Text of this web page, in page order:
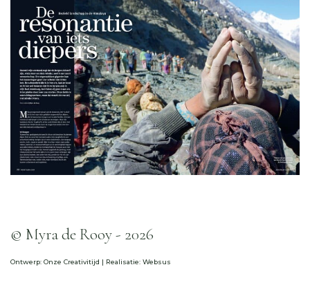
© Myra de Rooy - 2026
Ontwerp: Onze Creativitijd | Realisatie: Websus